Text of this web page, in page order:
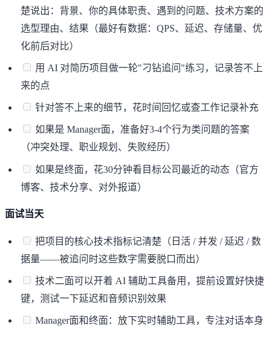
楚说出：背景、你的具体职责、遇到的问题、技术方案的
选型理由、结果（最好有数据：QPS、延迟、存储量、优
化前后对比）
用 AI 对简历项目做一轮"刁钻追问"练习，记录答不上
来的点
针对答不上来的细节，花时间回忆或查工作记录补充
如果是 Manager面，准备好3-4个行为类问题的答案
（冲突处理、职业规划、失败经历）
如果是终面，花30分钟看目标公司最近的动态（官方
博客、技术分享、对外报道）
面试当天
把项目的核心技术指标记清楚（日活 / 并发 / 延迟 / 数
据量——被追问时这些数字需要脱口而出）
技术二面可以开着 AI 辅助工具备用，提前设置好快捷
键，测试一下延迟和音频识别效果
Manager面和终面：放下实时辅助工具，专注对话本身